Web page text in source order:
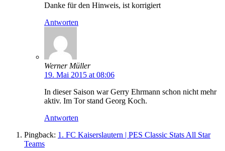
Danke für den Hinweis, ist korrigiert
Antworten
Werner Müller
19. Mai 2015 at 08:06
In dieser Saison war Gerry Ehrmann schon nicht mehr
aktiv. Im Tor stand Georg Koch.
Antworten
Pingback: 1. FC Kaiserslautern | PES Classic Stats All Star
Teams